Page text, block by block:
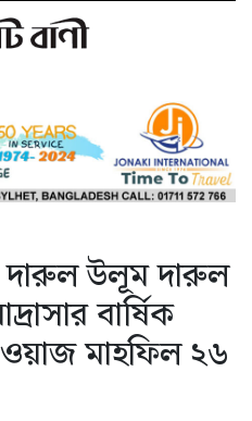
দারুল উলূম দারুল
বার্ষিক
মাহফিল ২৬